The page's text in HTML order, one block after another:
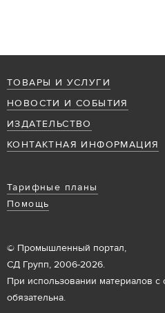
ТОВАРЫ И УСЛУГИ
НОВОСТИ И СОБЫТИЯ
ИЗДАТЕЛЬСТВО
КОНТАКТНАЯ ИНФОРМАЦИЯ
Тарифные планы
Помощь
© Промышленный портал,
СД Групп, 2006-2026.
При использовании материалов с
обязательна.